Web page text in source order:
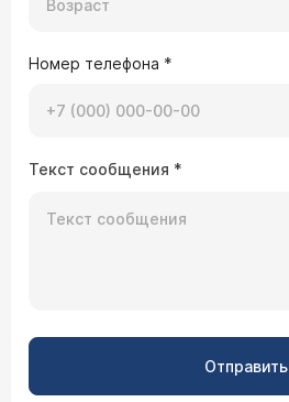
Номер телефона *
Текст сообщения *
Отправить